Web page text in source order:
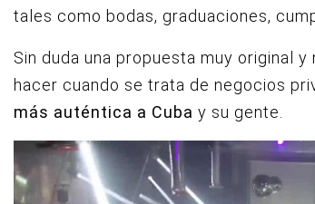
tales como bodas, graduaciones,
Sin duda una propuesta muy original
hacer cuando se trata de negocios
más auténtica a Cuba y su gente.